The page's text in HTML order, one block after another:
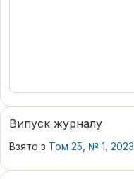
Випуск журналу
Взято з Том 25, № 1, 2023